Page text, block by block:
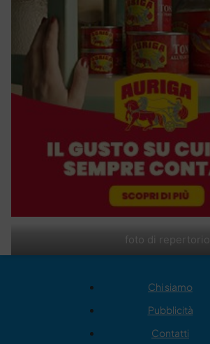
foto di repertorio
Chi siamo
Pubblicità
Contatti